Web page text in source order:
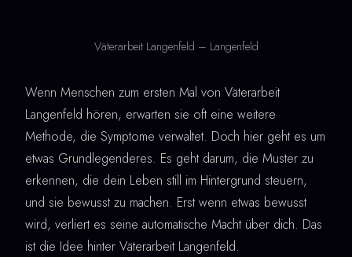
Väterarbeit Langenfeld – Langenfeld
Wenn Menschen zum ersten Mal von Väterarbeit
Langenfeld hören, erwarten sie oft eine weitere
Methode, die Symptome verwaltet. Doch hier geht es um
etwas Grundlegenderes. Es geht darum, die Muster zu
erkennen, die dein Leben still im Hintergrund steuern,
und sie bewusst zu machen. Erst wenn etwas bewusst
wird, verliert es seine automatische Macht über dich. Das
ist die Idee hinter Väterarbeit Langenfeld.